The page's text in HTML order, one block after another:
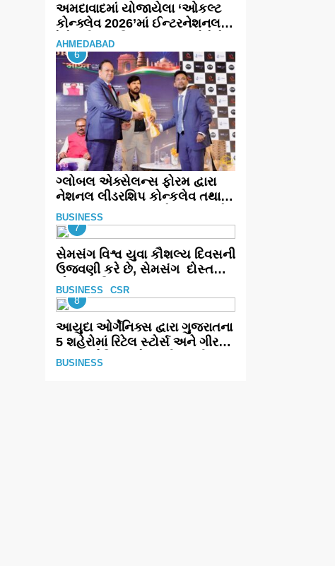
અમદાવાદમાં યોજાયેલા ‘ઓકલ્ટ
કોન્ક્લેવ 2026’માં ઈન્ટરનેશનલ
ટેરોટ રીડર પુનિતજી લુલ્લા એ ટેરોટ
કાર્ડ રીડિંગ અંગે માહિતી આપી
AHMEDABAD
6
ગ્લોબલ એક્સેલન્સ ફોરમ દ્વારા
નેશનલ લીડરશિપ કોન્કલેવ તથા
ભારત સમ્માન ૨૦૨૬નો ભવ્ય અને
પ્રતિષ્ઠિત કાર્યક્રમ નવી દિલ્હીમાં
સફળતાપૂર્વક યોજાયો
BUSINESS
7
સેમસંગ વિશ્વ યુવા કૌશલ્ય દિવસની
ઉજવણી કરે છે, સેમસંગ દોસ્ત
કૌશલ્ય વિકાસ કાર્યક્રમના 30
ટોચના પ્રતિભાશાળી વિદ્યાર્થીઓનું
સન્માન કરે છે
BUSINESS CSR
8
આયુદા ઓર્ગેનિક્સ દ્વારા ગુજરાતના
5 શહેરોમાં રિટેલ સ્ટોર્સ અને ગીર
ગાયના વૈદિક વલોણા ઘી-દૂધની શુદ્ધ
BUSINESS